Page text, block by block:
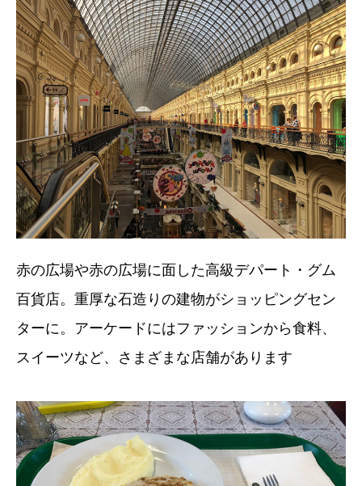
赤の広場や赤の広場に面した高級デパート・グム
百貨店。重厚な石造りの建物がショッピングセン
ターに。アーケードにはファッションから食料、
スイーツなど、さまざまな店舗があります